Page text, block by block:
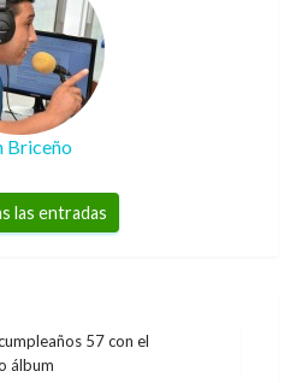
Briceño
las entradas
57 con el
álbum